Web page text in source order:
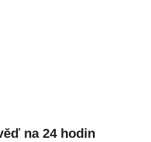
na 24 hodin